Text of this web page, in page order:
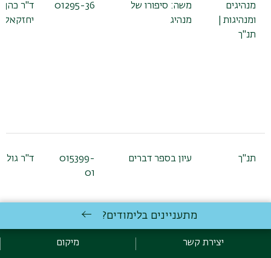
מנהיגים
ומנהיגות |
תנ"ך
משה: סיפורו של
מנהיג
01295-36
ד"ר כהן
יחזקאל
תנ"ך עיון בספר דברים
015399-
01
ד"ר
סיפורי הבריאה
015445-
מתעניינים בלימודים?
יצירת קשר מיקום